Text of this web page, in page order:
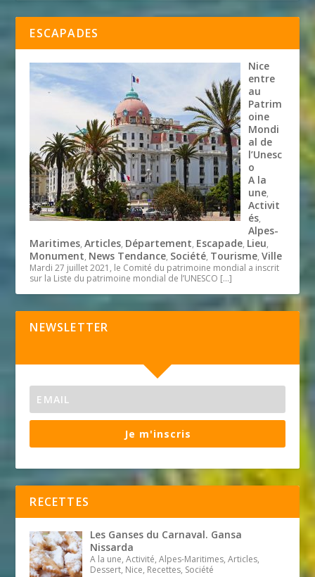
ESCAPADES
Nice
entre
au
Patrim
oine
Mondi
al de
l’Unesc
o
A la
une,
Activit
és,
Alpes-
Maritimes,Articles, Département, Escapade, Lieu,
Monument, News Tendance, Société, Tourisme,Ville
Mardi 27 juillet 2021, le Comité du patrimoine mondial a inscrit
sur la Liste du patrimoine mondial de l’UNESCO […]
NEWSLETTER
Je m'inscris
RECETTES
Les Ganses du Carnaval. Gansa
Nissarda
A la une, Activité, Alpes-Maritimes, Articles,
Dessert, Nice, Recettes, Société